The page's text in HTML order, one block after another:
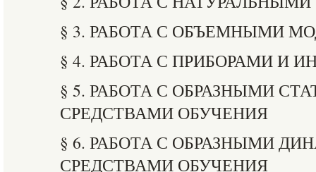
§ 3. РАБОТА С ОБЪЕМНЫМИ
§ 4. РАБОТА С ПРИБОРАМИ И
§ 5. РАБОТА С ОБРАЗНЫМИ
СРЕДСТВАМИ ОБУЧЕНИЯ
§ 6. РАБОТА С ОБРАЗНЫМИ
СРЕДСТВАМИ ОБУЧЕНИЯ